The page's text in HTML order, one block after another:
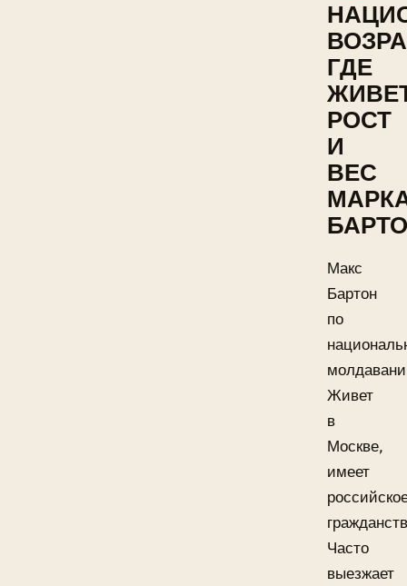
ГДЕ
РОСТ
И
ВЕС
Макс
Бартон
по
Живет
в
Москве,
имеет
Часто
выезжает